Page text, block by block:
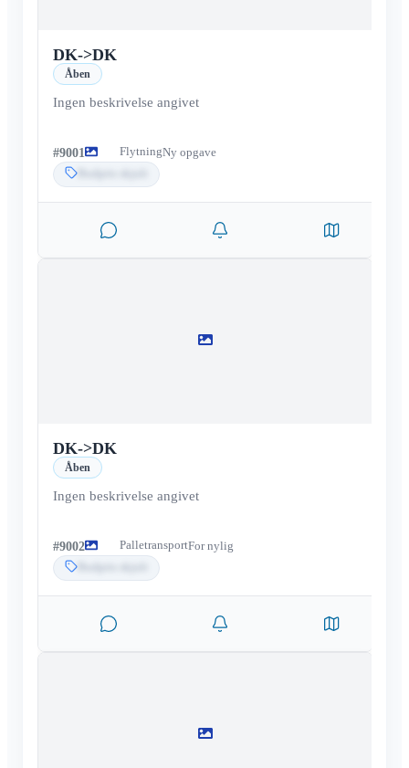
DK->DK
Åben
Ingen beskrivelse angivet
#9001 FlytningNy opgave
DK->DK
Åben
Ingen beskrivelse angivet
#9002 PalletransportFor nylig